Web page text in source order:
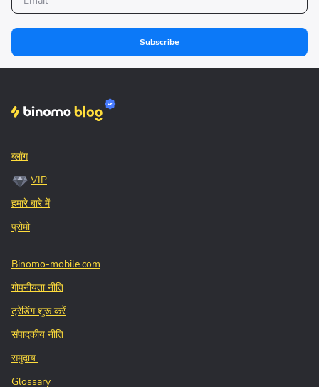
Subscribe
ब्लॉग
VIP
हमारे बारे में
प्रोमो
Binomo-mobile.com
गोपनीयता नीति
ट्रेडिंग शुरू करें
संपादकीय नीति
समुदाय
Glossary